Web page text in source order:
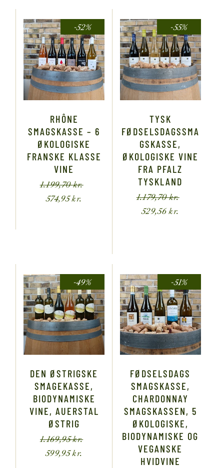
-52%
RHÔNE
SMAGSKASSE – 6
ØKOLOGISKE
FRANSKE KLASSE
VINE
1.199,70kr.
574,95kr.
-55%
TYSK
FØDSELSDAGSSMA
GSKASSE,
ØKOLOGISKE VINE
FRA PFALZ
TYSKLAND
1.179,70kr.
529,56kr.
-49%
DEN ØSTRIGSKE
SMAGEKASSE,
BIODYNAMISKE
VINE, AUERSTAL
ØSTRIG
1.169,95kr.
599,95kr.
-51%
FØDSELSDAGS
SMAGSKASSE,
CHARDONNAY
SMAGSKASSEN, 5
ØKOLOGISKE,
BIODYNAMISKE OG
VEGANSKE
HVIDVINE